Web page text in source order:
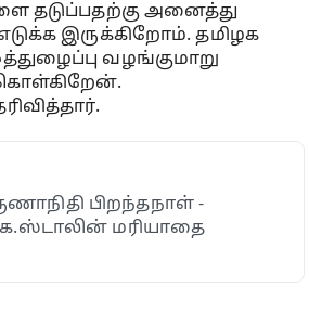
தடுப்பதற்கு அனைத்து
இருக்கிறோம். தமிழக
வழங்குமாறு
பிறந்தநாள் -
மரியாதை